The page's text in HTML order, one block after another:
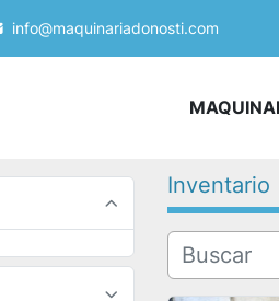
info@maquinariadonosti.com
Inventario